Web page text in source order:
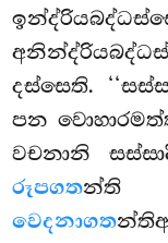
දස්සෙති.
පන
වචනානි
රූපගතන්ති
වෙදනාගත